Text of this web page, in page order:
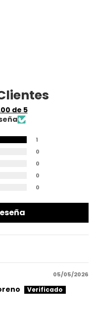
de 5
1
0
0
0
0
05/05/2026